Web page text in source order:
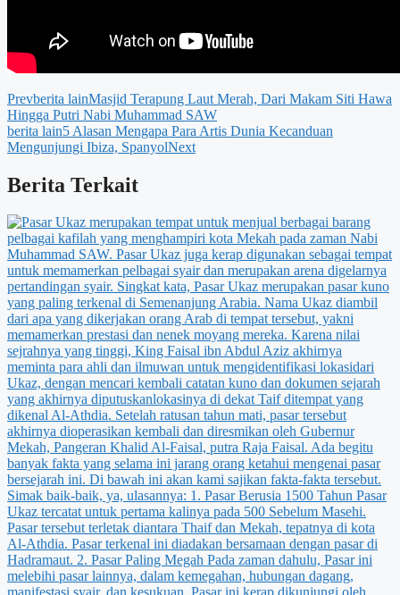
Prevberita lainMasjid Terapung Laut Merah, Dari Makam Siti Hawa
Hingga Putri Nabi Muhammad SAW
berita lain5 Alasan Mengapa Para Artis Dunia Kecanduan
Mengunjungi Ibiza, SpanyolNext
Berita Terkait